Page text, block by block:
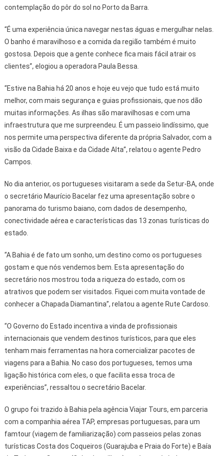
contemplação do pôr do sol no Porto da Barra.
“É uma experiência única navegar nestas águas e mergulhar nelas.
O banho é maravilhoso e a comida da região também é muito
gostosa. Depois que a gente conhece fica mais fácil atrair os
clientes”, elogiou a operadora Paula Bessa.
“Estive na Bahia há 20 anos e hoje eu vejo que tudo está muito
melhor, com mais segurança e guias profissionais, que nos dão
muitas informações. As ilhas são maravilhosas e com uma
infraestrutura que me surpreendeu. É um passeio lindíssimo, que
nos permite uma perspectiva diferente da própria Salvador, com a
visão da Cidade Baixa e da Cidade Alta”, relatou o agente Pedro
Campos.
No dia anterior, os portugueses visitaram a sede da Setur-BA, onde
o secretário Maurício Bacelar fez uma apresentação sobre o
panorama do turismo baiano, com dados de desempenho,
conectividade aérea e características das 13 zonas turísticas do
estado.
“A Bahia é de fato um sonho, um destino como os portugueses
gostam e que nós vendemos bem. Esta apresentação do
secretário nos mostrou toda a riqueza do estado, com os
atrativos que podem ser visitados. Fiquei com muita vontade de
conhecer a Chapada Diamantina”, relatou a agente Rute Cardoso.
“O Governo do Estado incentiva a vinda de profissionais
internacionais que vendem destinos turísticos, para que eles
tenham mais ferramentas na hora comercializar pacotes de
viagens para a Bahia. No caso dos portugueses, temos uma
ligação histórica com eles, o que facilita essa troca de
experiências”, ressaltou o secretário Bacelar.
O grupo foi trazido à Bahia pela agência Viajar Tours, em parceria
com a companhia aérea TAP, empresas portuguesas, para um
famtour (viagem de familiarização) com passeios pelas zonas
turísticas Costa dos Coqueiros (Guarajuba e Praia do Forte) e Baía